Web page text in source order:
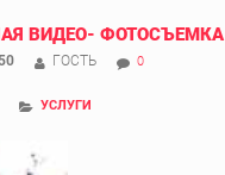
ВИДЕО- ФОТОСЪЕМКА
ГОСТЬ 0
УСЛУГИ